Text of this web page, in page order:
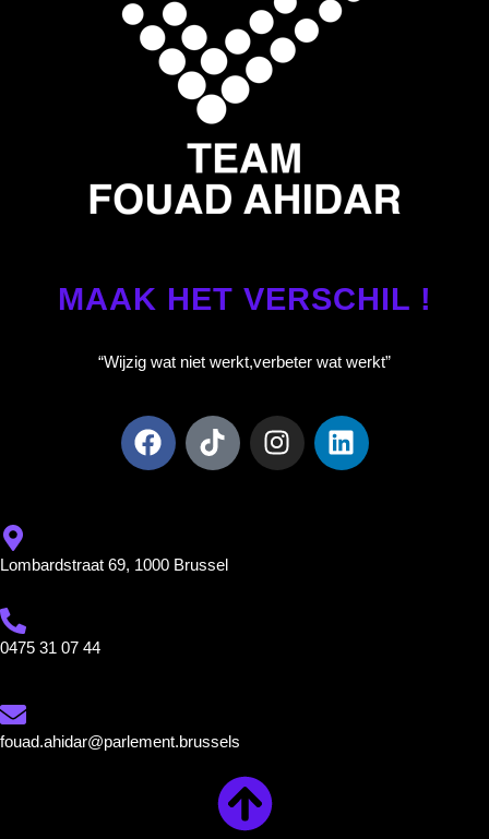
MAAK HET VERSCHIL !
“Wijzig wat niet werkt,verbeter wat werkt”
Lombardstraat 69, 1000 Brussel
0475 31 07 44
fouad.ahidar@parlement.brussels